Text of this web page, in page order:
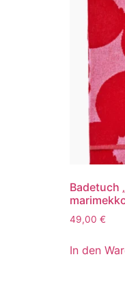
Badetuch
49,00 €
In den